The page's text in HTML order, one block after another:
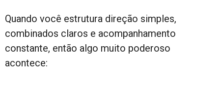
Quando você estrutura direção simples,
combinados claros e acompanhamento
constante, então algo muito poderoso
acontece: